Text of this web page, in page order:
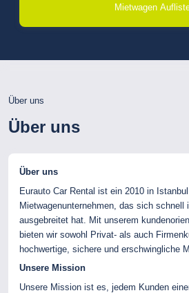
Mietwagen
Über uns
Über uns
Über uns
Eurauto Car Rental ist ein 2010 in
Mietwagenunternehmen, das sich schnell
ausgebreitet hat. Mit unserem
bieten wir sowohl Privat- als auch
hochwertige, sichere und erschwingliche
Unsere Mission
Unsere Mission ist es, jedem Kunden